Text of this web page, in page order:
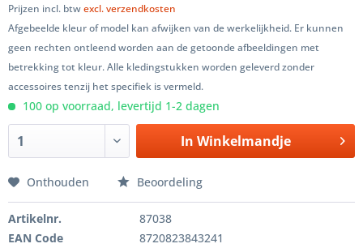
Prijzen incl. btwexcl. verzendkosten
Afgebeelde kleur of model kan afwijken van de werkelijkheid. Er kunnen
geen rechten ontleend worden aan de getoonde afbeeldingen met
betrekking tot kleur. Alle kledingstukken worden geleverd zonder
accessoires tenzij het specifiek is vermeld.
100 op voorraad, levertijd 1-2 dagen
In Winkelmandje
Onthouden Beoordeling
Artikelnr.
87038
EAN Code
8720823843241